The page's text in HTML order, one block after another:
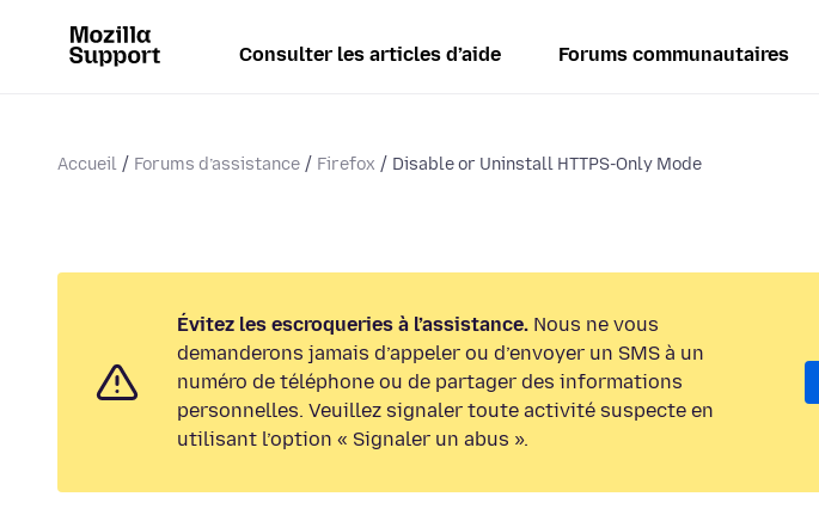
Consulter les articles d’aide Forums communautaires
Accueil Forums d’assistance Firefox Disable or Uninstall HTTPS-Only Mode
Évitez les escroqueries à l’assistance. Nous ne vous
demanderons jamais d’appeler ou d’envoyer un SMS à un
numéro de téléphone ou de partager des informations
personnelles. Veuillez signaler toute activité suspecte en
utilisant l’option « Signaler un abus ».